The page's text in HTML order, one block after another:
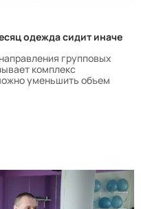
одежда сидит иначе
групповых
комплекс
уменьшить объем